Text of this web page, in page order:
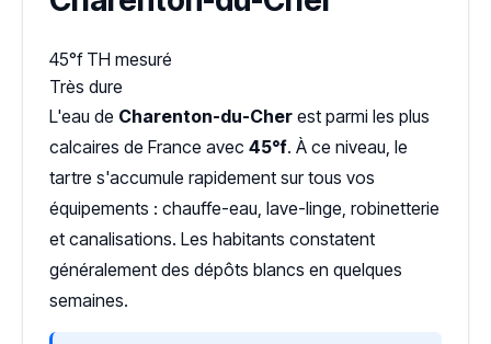
45°f TH mesuré
Très dure
L'eau de Charenton-du-Cher est parmi les plus
calcaires de France avec 45°f. À ce niveau, le
tartre s'accumule rapidement sur tous vos
équipements : chauffe-eau, lave-linge, robinetterie
et canalisations. Les habitants constatent
généralement des dépôts blancs en quelques
semaines.